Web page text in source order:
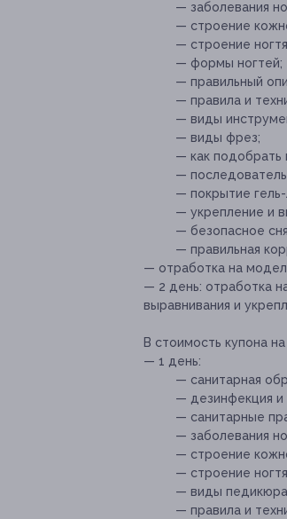
— заболевания
— строение
— строение
— формы ногтей;
— правильный
— правила и
— виды
— виды фрез;
— как подобрать
—
— покрытие
— укрепление и
— безопасное
— правильная
— отработка на
— 2 день: отработка
выравнивания и
В стоимость купона
— 1 день:
— санитарная
— дезинфекция и
— санитарные
— заболевания
— строение
— строение
— виды
— правила и